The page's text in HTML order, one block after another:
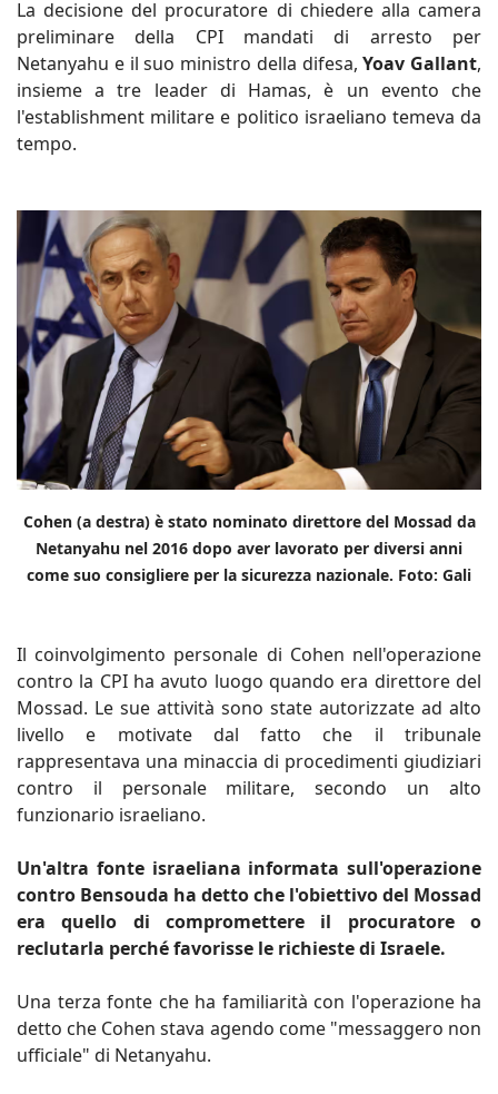
La decisione del procuratore di chiedere alla camera
preliminare della CPI mandati di arresto per
Netanyahu e il suo ministro della difesa,Yoav Gallant,
insieme a tre leader di Hamas, è un evento che
l'establishment militare e politico israeliano temeva da
tempo.
Cohen (a destra) è stato nominato direttore del Mossad da
Netanyahu nel 2016 dopo aver lavorato per diversi anni
come suo consigliere per la sicurezza nazionale. Foto: Gali
Il coinvolgimento personale di Cohen nell'operazione
contro la CPI ha avuto luogo quando era direttore del
Mossad. Le sue attività sono state autorizzate ad alto
livello e motivate dal fatto che il tribunale
rappresentava una minaccia di procedimenti giudiziari
contro il personale militare, secondo un alto
funzionario israeliano.
Un'altra fonte israeliana informata sull'operazione
contro Bensouda ha detto che l'obiettivo del Mossad
era quello di compromettere il procuratore o
reclutarla perché favorisse le richieste di Israele.
Una terza fonte che ha familiarità con l'operazione ha
detto che Cohen stava agendo come "messaggero non
ufficiale" di Netanyahu.